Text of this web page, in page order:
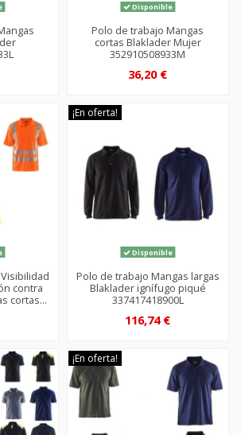
Disponible
Polo de trabajo Mangas
cortas Blaklader Mujer
352910508933M
36,20 €
contra
cortas...
¡En oferta!
Disponible
Polo de trabajo Mangas largas
Blaklader ignífugo piqué
337417418900L
116,74 €
¡En oferta!